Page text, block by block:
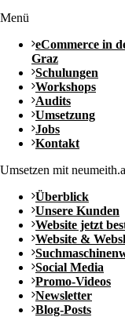
Menü
eCommerce in
Graz
Schulungen
Workshops
Audits
Umsetzung
Jobs
Kontakt
Umsetzen mit
Überblick
Unsere Kunden
Website jetzt
Website &
Social Media
Promo-Videos
Newsletter
Blog-Posts